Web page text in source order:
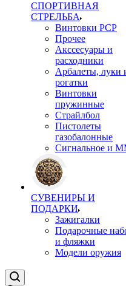
СПОРТИВНАЯ
СТРЕЛЬБА
Винтовки PCP
Прочее
Акссесуары и
расходники
Арбалеты, луки
рогатки
Винтовки
пружинные
Страйлбол
Пистолеты
газобалонные
Сигнальное и
СУВЕНИРЫ И
ПОДАРКИ
Зажигалки
Подарочные
и фляжки
Модели оружия